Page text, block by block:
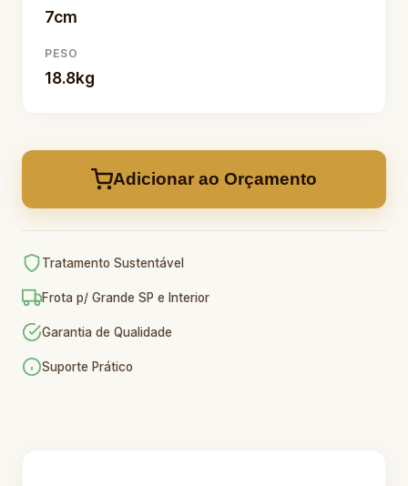
7cm
PESO
18.8kg
Adicionar ao Orçamento
Tratamento Sustentável
Frota p/ Grande SP e Interior
Garantia de Qualidade
Suporte Prático